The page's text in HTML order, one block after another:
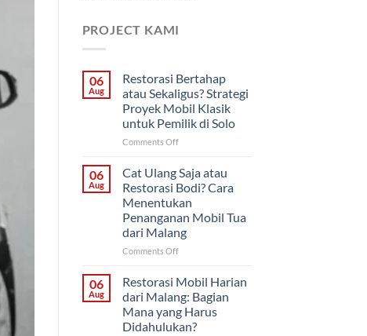
PROJECT KAMI
06
Aug
Restorasi Bertahap
atau Sekaligus? Strategi
Proyek Mobil Klasik
untuk Pemilik di Solo
Comments Offon
Bertahap
atau
Sekaligus?
Strategi
Proyek
Mobil
Klasik
di
Solo
06
Aug
Cat Ulang Saja atau
Restorasi Bodi? Cara
Menentukan
Penanganan Mobil Tua
dari Malang
Comments Offon
Ulang
Saja
atau
Restorasi
Bodi?
06
Aug
Restorasi Mobil Harian
dari Malang: Bagian
Mana yang Harus
Didahulukan?